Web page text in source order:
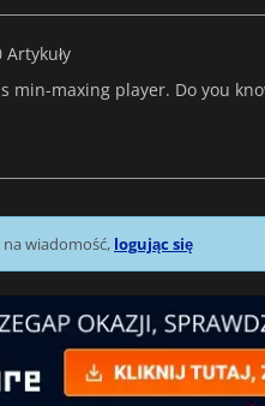
Artykuły
min-maxing player. Do you
wiadomość, logując się